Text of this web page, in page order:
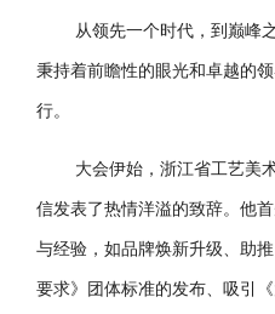
从领先一个时代，到巅峰
秉持着前瞻性的眼光和卓越的
行。
大会伊始，浙江省工艺美
信发表了热情洋溢的致辞。他
与经验，如品牌焕新升级、助
要求》团体标准的发布、吸引